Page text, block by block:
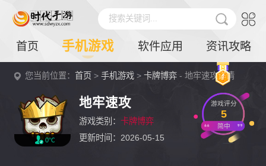
搜索关键词...
首页 手机游戏 软件应用 资讯攻略
您当前位置：首页 >手机游戏 >卡牌博弈 - 地牢速攻详情
0℃
地牢速攻
游戏类别： 卡牌博弈
更新时间：2026-05-15
游戏评分
5
简中